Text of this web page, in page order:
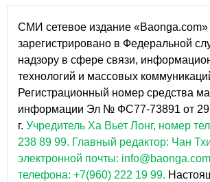
СМИ сетевое издание «Baonga.com»
зарегистрировано в Федеральной
надзору в сфере связи,
технологий и массовых
Регистрационный номер средства
информации Эл № ФС77-73891 от 29
г. Учредитель Ха Вьет Лонг, номер
238 89 99. Главный редактор: Чан
электронной почты:
телефона: +7(960) 222 19 99.